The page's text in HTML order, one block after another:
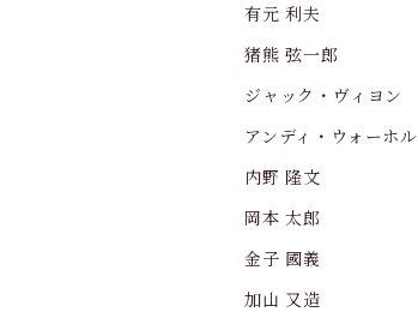
有元 利夫
猪熊 弦一郎
ジャック・ヴィヨン
アンディ・ウォーホル
内野 隆文
岡本 太郎
金子 國義
加山 又造